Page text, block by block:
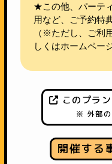
★この他、パーテ
用など、ご予約特
（※ただし、ご利
しくはホームペー
このプラ
※ 外部の
開催する